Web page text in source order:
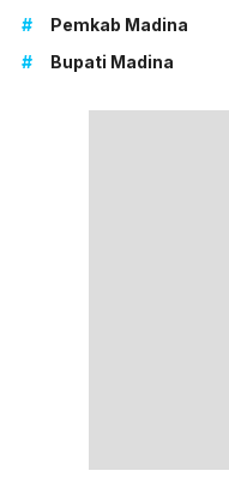
#
Pemkab Madina
#
Bupati Madina